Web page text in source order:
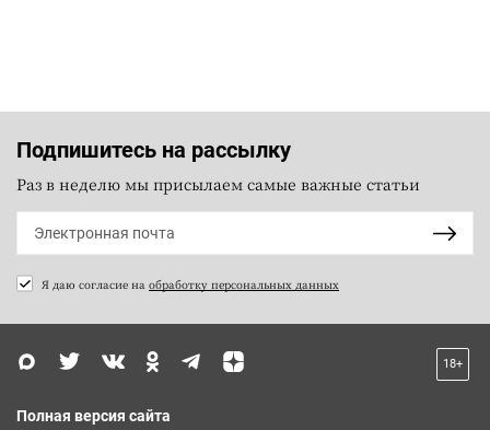
Подпишитесь на рассылку
Раз в неделю мы присылаем самые важные статьи
Я даю согласие на обработку персональных данных
18+
Полная версия сайта